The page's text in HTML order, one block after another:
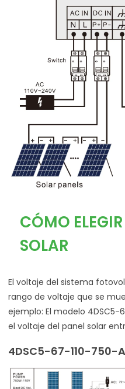
CÓMO
SOLAR
El voltaje del sistema
rango de voltaje que se
ejemplo: El modelo
el voltaje del panel solar
4DSC5-67-110-750-